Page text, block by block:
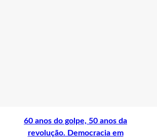
60 anos do golpe, 50 anos da
revolução. Democracia em